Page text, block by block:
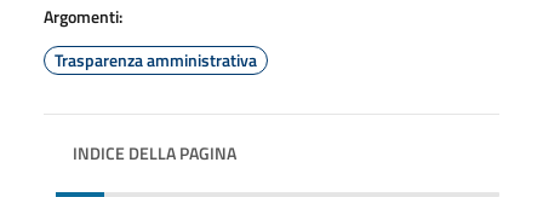
Argomenti:
Trasparenza amministrativa
INDICE DELLA PAGINA